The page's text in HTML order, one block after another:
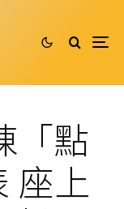
「點
座上